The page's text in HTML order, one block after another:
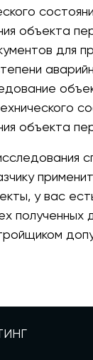
объекта
для
объекта
у вас